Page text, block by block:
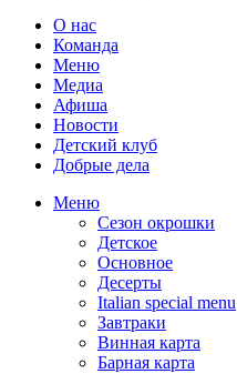
О нас
Команда
Меню
Медиа
Афиша
Новости
Детский клуб
Добрые дела
Меню
Сезон окрошки
Детское
Основное
Десерты
Italian special menu
Завтраки
Винная карта
Барная карта